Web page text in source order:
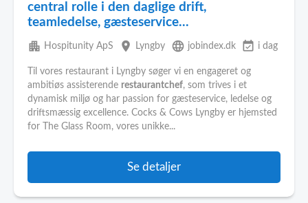
central rolle i den daglige drift,
teamledelse, gæsteservice...
apartment Hospitunity ApS place Lyngby language jobindex.dk event_available i dag
Til vores restaurant i Lyngby søger vi en engageret og
ambitiøs assisterende restaurantchef, som trives i et
dynamisk miljø og har passion for gæsteservice, ledelse og
driftsmæssig excellence. Cocks & Cows Lyngby er hjemsted
for The Glass Room, vores unikke...
Se detaljer